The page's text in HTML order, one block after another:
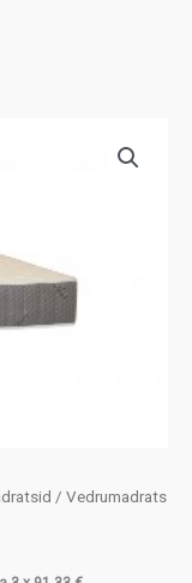
/ Vedrumadrats